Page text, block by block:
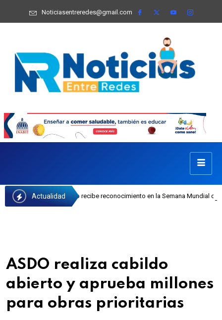
Noticiasentreredes@gmail.com
Actualidad
Castillo recibe reconocimiento en la Semana Mundial de la Lactancia
ASDO realiza cabildo
abierto y aprueba millones
para obras prioritarias